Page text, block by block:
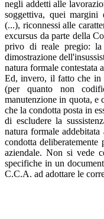
negli addetti alle
soggettiva, quei margini
(...), riconnessi alle
excursus da parte della
privo di reale pregio: la
dimostrazione
natura formale contestata
Ed, invero, il fatto che in
(per quanto non
manutenzione in quota, e
che la condotta posta in
di escludere la
natura formale
condotta
aziendale. Non si vede
specifiche in un
C.C.A. ad adottare le